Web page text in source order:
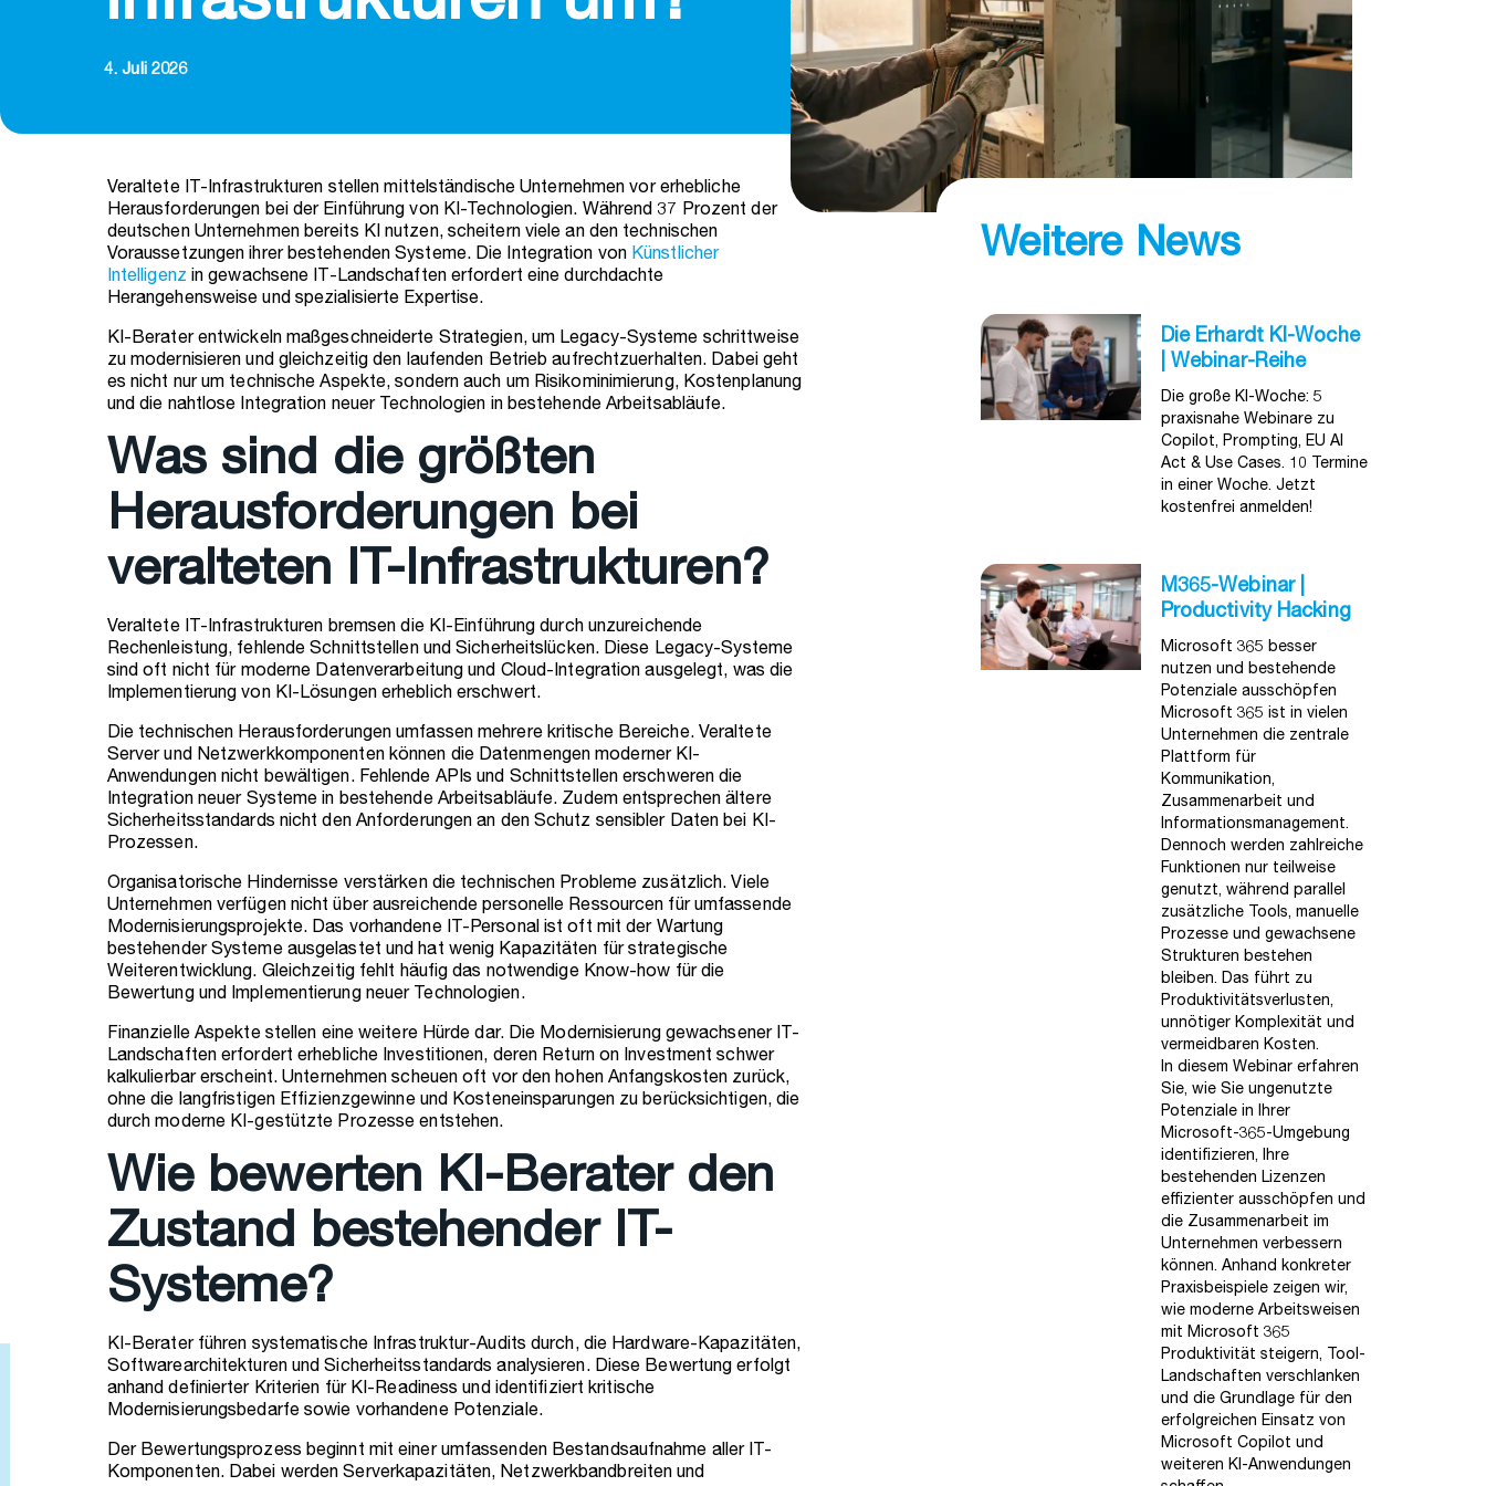
4. Juli 2026
Veraltete IT-Infrastrukturen stellen mittelständische Unternehmen vor erhebliche
Herausforderungen bei der Einführung von KI-Technologien. Während 37 Prozent der
deutschen Unternehmen bereits KI nutzen, scheitern viele an den technischen
Voraussetzungen ihrer bestehenden Systeme. Die Integration von Künstlicher
Intelligenz in gewachsene IT-Landschaften erfordert eine durchdachte
Herangehensweise und spezialisierte Expertise.
KI-Berater entwickeln maßgeschneiderte Strategien, um Legacy-Systeme schrittweise
zu modernisieren und gleichzeitig den laufenden Betrieb aufrechtzuerhalten. Dabei geht
es nicht nur um technische Aspekte, sondern auch um Risikominimierung, Kostenplanung
und die nahtlose Integration neuer Technologien in bestehende Arbeitsabläufe.
Was sind die größten
Herausforderungen bei
veralteten IT-Infrastrukturen?
Veraltete IT-Infrastrukturen bremsen die KI-Einführung durch unzureichende
Rechenleistung, fehlende Schnittstellen und Sicherheitslücken. Diese Legacy-Systeme
sind oft nicht für moderne Datenverarbeitung und Cloud-Integration ausgelegt, was die
Implementierung von KI-Lösungen erheblich erschwert.
Die technischen Herausforderungen umfassen mehrere kritische Bereiche. Veraltete
Server und Netzwerkkomponenten können die Datenmengen moderner KI-
Anwendungen nicht bewältigen. Fehlende APIs und Schnittstellen erschweren die
Integration neuer Systeme in bestehende Arbeitsabläufe. Zudem entsprechen ältere
Sicherheitsstandards nicht den Anforderungen an den Schutz sensibler Daten bei KI-
Prozessen.
Organisatorische Hindernisse verstärken die technischen Probleme zusätzlich. Viele
Unternehmen verfügen nicht über ausreichende personelle Ressourcen für umfassende
Modernisierungsprojekte. Das vorhandene IT-Personal ist oft mit der Wartung
bestehender Systeme ausgelastet und hat wenig Kapazitäten für strategische
Weiterentwicklung. Gleichzeitig fehlt häufig das notwendige Know-how für die
Bewertung und Implementierung neuer Technologien.
Finanzielle Aspekte stellen eine weitere Hürde dar. Die Modernisierung gewachsener IT-
Landschaften erfordert erhebliche Investitionen, deren Return on Investment schwer
kalkulierbar erscheint. Unternehmen scheuen oft vor den hohen Anfangskosten zurück,
ohne die langfristigen Effizienzgewinne und Kosteneinsparungen zu berücksichtigen, die
durch moderne KI-gestützte Prozesse entstehen.
Wie bewerten KI-Berater den
Zustand bestehender IT-
Systeme?
KI-Berater führen systematische Infrastruktur-Audits durch, die Hardware-Kapazitäten,
Softwarearchitekturen und Sicherheitsstandards analysieren. Diese Bewertung erfolgt
anhand definierter Kriterien für KI-Readiness und identifiziert kritische
Modernisierungsbedarfe sowie vorhandene Potenziale.
Der Bewertungsprozess beginnt mit einer umfassenden Bestandsaufnahme aller IT-
Komponenten. Dabei werden Serverkapazitäten, Netzwerkbandbreiten und
Weitere News
Die Erhardt KI-Woche
| Webinar-Reihe
Die große KI-Woche: 5
praxisnahe Webinare zu
Copilot, Prompting, EU AI
Act & Use Cases. 10 Termine
in einer Woche. Jetzt
kostenfrei anmelden!
M365-Webinar |
Productivity Hacking
Microsoft 365 besser
nutzen und bestehende
Potenziale ausschöpfen
Microsoft 365 ist in vielen
Unternehmen die zentrale
Plattform für
Kommunikation,
Zusammenarbeit und
Informationsmanagement.
Dennoch werden zahlreiche
Funktionen nur teilweise
genutzt, während parallel
zusätzliche Tools, manuelle
Prozesse und gewachsene
Strukturen bestehen
bleiben. Das führt zu
Produktivitätsverlusten,
unnötiger Komplexität und
vermeidbaren Kosten.
In diesem Webinar erfahren
Sie, wie Sie ungenutzte
Potenziale in Ihrer
Microsoft-365-Umgebung
identifizieren, Ihre
bestehenden Lizenzen
effizienter ausschöpfen und
die Zusammenarbeit im
Unternehmen verbessern
können. Anhand konkreter
Praxisbeispiele zeigen wir,
wie moderne Arbeitsweisen
mit Microsoft 365
Produktivität steigern, Tool-
Landschaften verschlanken
und die Grundlage für den
erfolgreichen Einsatz von
Microsoft Copilot und
weiteren KI-Anwendungen